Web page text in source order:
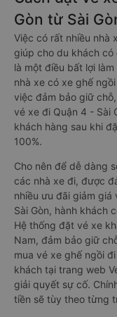
Gòn từ Sài
Việc có rất nhiều nhà
giúp cho du khách
là một điều bất lợi
nhà xe có xe ghế
việc đảm bảo giữ
vé xe đi Quận 4 - Sài
khách hàng sau khi
100%.
Cho nên để dễ dàng
các nhà xe đi, được
nhiều ưu đãi giảm giá
Sài Gòn, hành khách
Hệ thống đặt vé xe
Nam, đảm bảo giữ
mua vé xe ghế ngồi
khách tại trang web
giải quyết sự cố.
tiền sẽ tùy theo từng